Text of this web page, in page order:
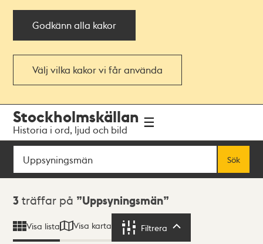
Godkänn alla kakor
Välj vilka kakor vi får använda
navigationen
huvudinnehållet
Stockholmskällan
Historia i ord, ljud och bild
Sök
Sök
Sökresultat
3 träffar på Uppsyningsmän
Visa lista Visa karta Filtrera